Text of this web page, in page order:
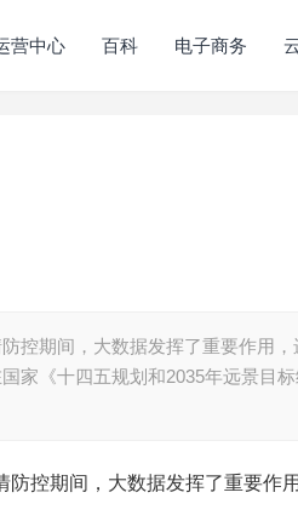
营中心 百科 电子商务
控期间，大数据发挥了重要作用
家《十四五规划和2035年远景目
控期间，大数据发挥了重要作